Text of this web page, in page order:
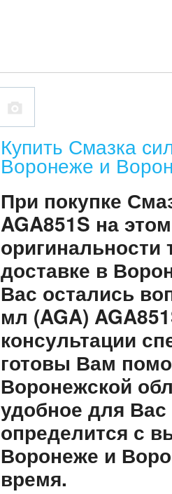
Купить Смазка
Воронеже и
При покупке
AGA851S на
оригинальности
доставке в
Вас остались
мл (AGA)
консультации
готовы Вам
Воронежской
удобное для
определится с
Воронеже и
время.